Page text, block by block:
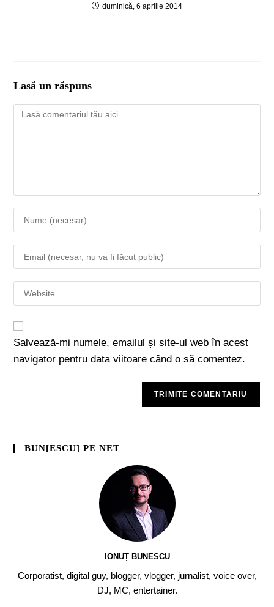
duminică, 6 aprilie 2014
Lasă un răspuns
Salvează-mi numele, emailul și site-ul web în acest
navigator pentru data viitoare când o să comentez.
BUN[ESCU] PE NET
IONUȚ BUNESCU
Corporatist, digital guy, blogger, vlogger, jurnalist, voice over,
DJ, MC, entertainer.